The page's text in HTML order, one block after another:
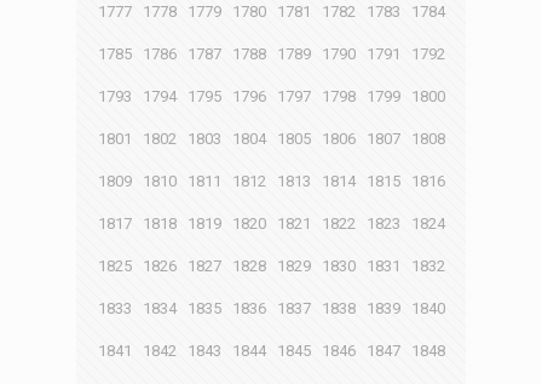
1777 1778 1779 1780 1781 1782 1783 1784
1785 1786 1787 1788 1789 1790 1791 1792
1793 1794 1795 1796 1797 1798 1799 1800
1801 1802 1803 1804 1805 1806 1807 1808
1809 1810 1811 1812 1813 1814 1815 1816
1817 1818 1819 1820 1821 1822 1823 1824
1825 1826 1827 1828 1829 1830 1831 1832
1833 1834 1835 1836 1837 1838 1839 1840
1841 1842 1843 1844 1845 1846 1847 1848